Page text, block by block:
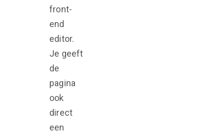
front-
end
editor.
Je geeft
de
pagina
ook
direct
een